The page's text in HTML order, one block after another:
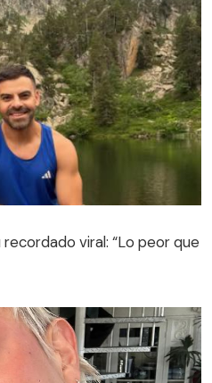
viral: “Lo peor que